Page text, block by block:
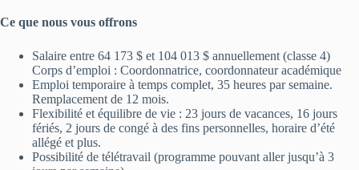
Ce que nous vous offrons
Salaire entre 64 173 $ et 104 013 $ annuellement (classe 4)
Corps d’emploi : Coordonnatrice, coordonnateur académique
Emploi temporaire à temps complet, 35 heures par semaine.
Remplacement de 12 mois.
Flexibilité et équilibre de vie : 23 jours de vacances, 16 jours
fériés, 2 jours de congé à des fins personnelles, horaire d’été
allégé et plus.
Possibilité de télétravail (programme pouvant aller jusqu’à 3